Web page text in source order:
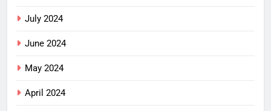
July 2024
June 2024
May 2024
April 2024